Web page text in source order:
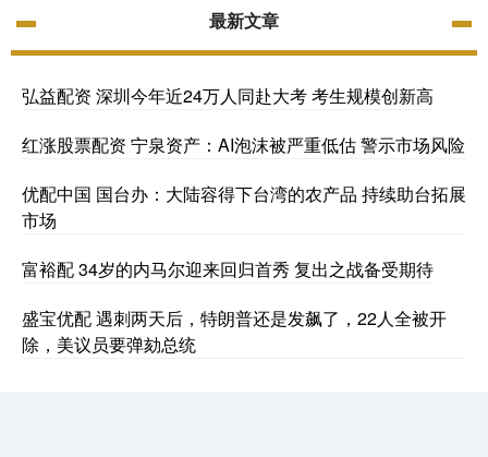
最新文章
弘益配资 深圳今年近24万人同赴大考 考生规模创新高
红涨股票配资 宁泉资产：AI泡沫被严重低估 警示市场风险
优配中国 国台办：大陆容得下台湾的农产品 持续助台拓展
市场
富裕配 34岁的内马尔迎来回归首秀 复出之战备受期待
盛宝优配 遇刺两天后，特朗普还是发飙了，22人全被开
除，美议员要弹劾总统